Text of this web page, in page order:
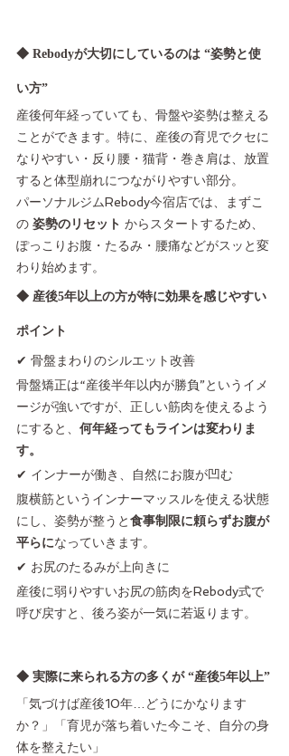
◆ Rebodyが大切にしているのは “姿勢と使
い方”
産後何年経っていても、骨盤や姿勢は整える
ことができます。特に、産後の育児でクセに
なりやすい・反り腰・猫背・巻き肩は、放置
すると体型崩れにつながりやすい部分。
パーソナルジムRebody今宿店では、まずこ
の 姿勢のリセット からスタートするため、
ぽっこりお腹・たるみ・腰痛などがスッと変
わり始めます。
◆ 産後5年以上の方が特に効果を感じやすい
ポイント
✔ 骨盤まわりのシルエット改善
骨盤矯正は“産後半年以内が勝負”というイメ
ージが強いですが、正しい筋肉を使えるよう
にすると、 何年経ってもラインは変わりま
す。
✔ インナーが働き、自然にお腹が凹む
腹横筋というインナーマッスルを使える状態
にし、姿勢が整うと食事制限に頼らずお腹が
平らになっていきます。
✔ お尻のたるみが上向きに
産後に弱りやすいお尻の筋肉をRebody式で
呼び戻すと、後ろ姿が一気に若返ります。
◆ 実際に来られる方の多くが “産後5年以上”
「気づけば産後10年…どうにかなります
か？」「育児が落ち着いた今こそ、自分の身
体を整えたい」